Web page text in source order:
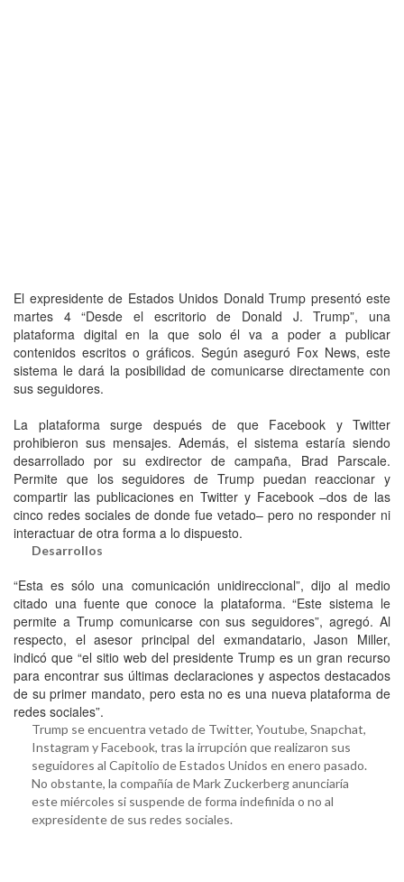
El expresidente de Estados Unidos Donald Trump presentó este
martes 4 “Desde el escritorio de Donald J. Trump”, una
plataforma digital en la que solo él va a poder a publicar
contenidos escritos o gráficos. Según aseguró Fox News, este
sistema le dará la posibilidad de comunicarse directamente con
sus seguidores.
La plataforma surge después de que Facebook y Twitter
prohibieron sus mensajes. Además, el sistema estaría siendo
desarrollado por su exdirector de campaña, Brad Parscale.
Permite que los seguidores de Trump puedan reaccionar y
compartir las publicaciones en Twitter y Facebook –dos de las
cinco redes sociales de donde fue vetado– pero no responder ni
interactuar de otra forma a lo dispuesto.
Desarrollos
“Esta es sólo una comunicación unidireccional”, dijo al medio
citado una fuente que conoce la plataforma. “Este sistema le
permite a Trump comunicarse con sus seguidores”, agregó. Al
respecto, el asesor principal del exmandatario, Jason Miller,
indicó que “el sitio web del presidente Trump es un gran recurso
para encontrar sus últimas declaraciones y aspectos destacados
de su primer mandato, pero esta no es una nueva plataforma de
redes sociales”.
Trump se encuentra vetado de Twitter, Youtube, Snapchat,
Instagram y Facebook, tras la irrupción que realizaron sus
seguidores al Capitolio de Estados Unidos en enero pasado.
No obstante, la compañía de Mark Zuckerberg anunciaría
este miércoles si suspende de forma indefinida o no al
expresidente de sus redes sociales.